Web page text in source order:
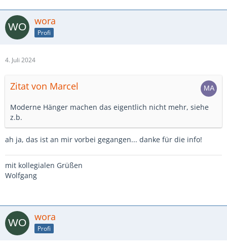
wora
Profi
4. Juli 2024
Zitat von Marcel
Moderne Hänger machen das eigentlich nicht mehr, siehe
z.b.
ah ja, das ist an mir vorbei gegangen... danke für die info!
mit kollegialen Grüßen
Wolfgang
wora
Profi